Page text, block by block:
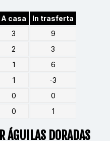
A casa
In trasferta
3
9
2
3
1
6
1
-3
0
0
0 1
ÁGUILAS DORADAS